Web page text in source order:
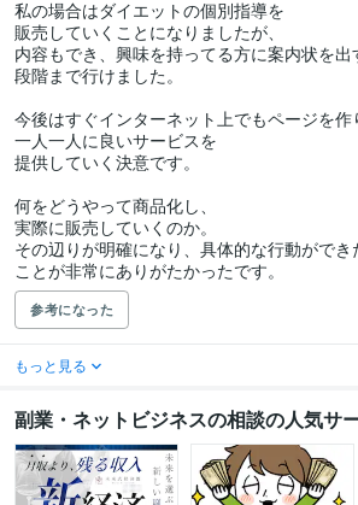
私の場合はダイエットの個別指導を
販売していくことになりましたが、
内容もでき、興味を持ってる方に案内状を出
段階まで行けました。
今後はすぐインターネット上でもページを作
一人一人に良いサービスを
提供していく決意です。
何をどうやって商品化し、
実際に販売していくのか。
その辺りが明確になり、具体的な行動ができ
ことが非常にありがたかったです。
参考になった
もっと見る
副業・ネットビジネスの相談の人気サ